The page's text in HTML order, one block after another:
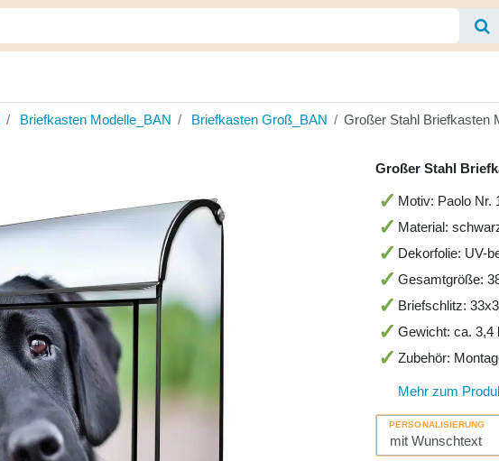
Briefkasten Modelle_BAN Briefkasten Groß_BAN Großer Stahl Briefkasten
Großer Stahl
Motiv: Paolo Nr.
Material:
Dekorfolie: UV-
Gesamtgröße:
Briefschlitz:
Gewicht: ca. 3,4
Zubehör:
Mehr zum
PERSONALISIERUNG